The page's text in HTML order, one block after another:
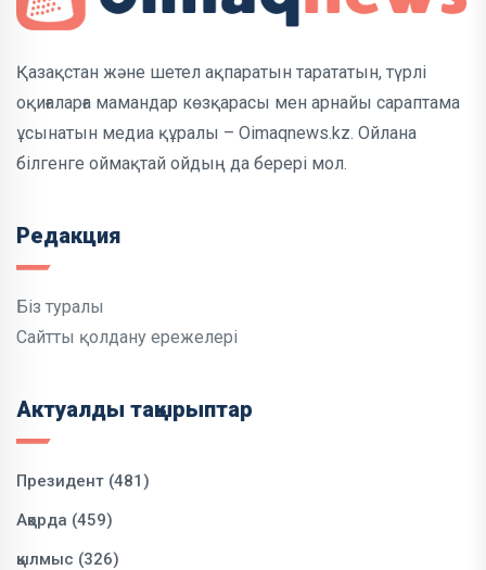
Қазақстан және шетел ақпаратын тарататын, түрлі
оқиғаларға мамандар көзқарасы мен арнайы сараптама
ұсынатын медиа құралы – Oimaqnews.kz. Ойлана
білгенге оймақтай ойдың да берері мол.
Редакция
Біз туралы
Сайтты қолдану ережелері
Актуалды тақырыптар
Президент (481)
Ақорда (459)
қылмыс (326)